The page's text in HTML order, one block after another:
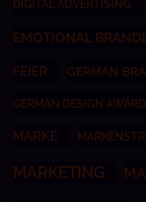
DIGITAL ADVERTISING
EMOTIONAL
FEIER GERMAN
GERMAN DESIGN AWARD
MARKE
MARKETING